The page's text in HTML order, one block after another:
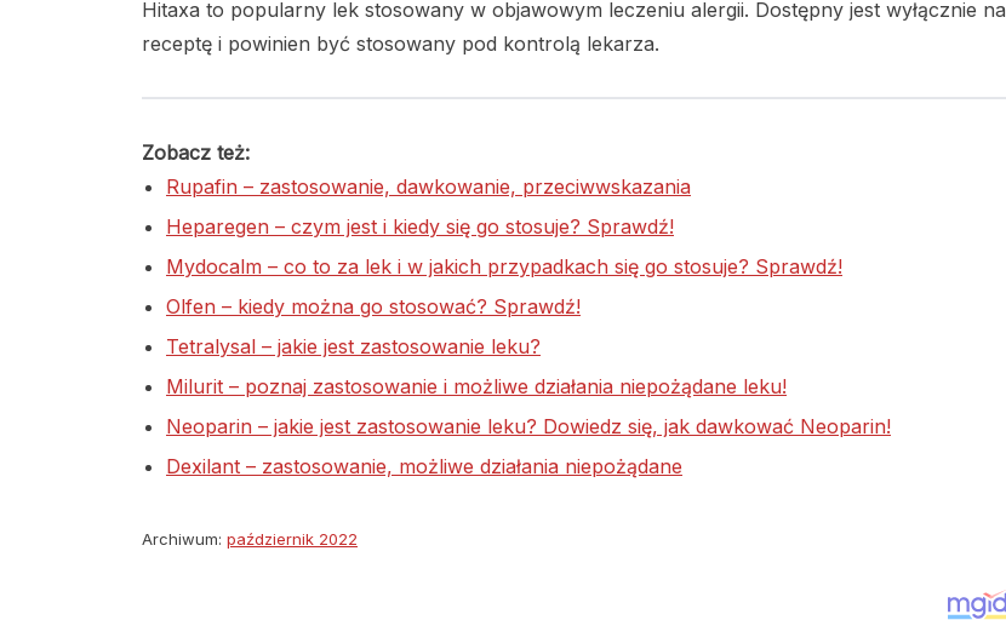
Hitaxa to popularny lek stosowany w objawowym leczeniu alergii. Dostępny jest wyłącznie na
receptę i powinien być stosowany pod kontrolą lekarza.
Zobacz też:
Rupafin – zastosowanie, dawkowanie, przeciwwskazania
Heparegen – czym jest i kiedy się go stosuje? Sprawdź!
Mydocalm – co to za lek i w jakich przypadkach się go stosuje? Sprawdź!
Olfen – kiedy można go stosować? Sprawdź!
Tetralysal – jakie jest zastosowanie leku?
Milurit – poznaj zastosowanie i możliwe działania niepożądane leku!
Neoparin – jakie jest zastosowanie leku? Dowiedz się, jak dawkować Neoparin!
Dexilant – zastosowanie, możliwe działania niepożądane
Archiwum: październik 2022